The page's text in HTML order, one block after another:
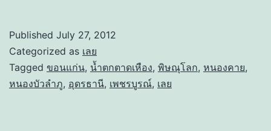
Published July 27, 2012
Categorized as เลย
Tagged ขอนแก่น, น้ำตกตาดเหือง, พิษณุโลก, หนองคาย,
หนองบัวลำภู, อุดรธานี, เพชรบูรณ์, เลย